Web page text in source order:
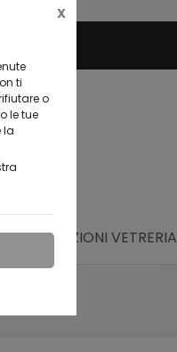
ti
o
le tue
la
X
PRODUZIONI VETRERIA